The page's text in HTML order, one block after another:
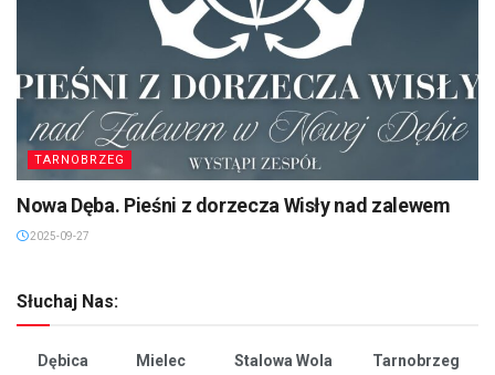
TARNOBRZEG
Nowa Dęba. Pieśni z dorzecza Wisły nad zalewem
2025-09-27
Słuchaj Nas:
Dębica Mielec Stalowa Wola
Tarnobrzeg